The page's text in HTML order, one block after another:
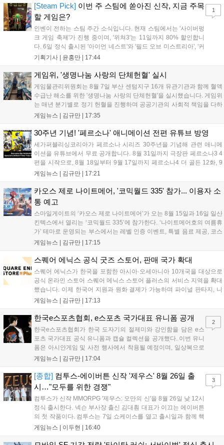
'마블 투혼: 파이팅 소울즈'와 레트로 수리 시뮬레이션 '리스토
리'도 스팀에 정식 출시되었습니다....
[Steam Pick] 이번 주 스팀에 쏟아진 신작, 지금 주목
할 게임은?
인벤이 전하는 스팀 주간 소식입니다. 현재 스팀에서는 '사이버펑
크 게임 축제'가 진행 중이며, '위쳐3'는 11일까지 80% 할인합니
다. 6일 정식 출시된 '아이언 네스트'와 '필드 오브 미스트리아', '커
세어 코브'가 호평받고 있습니다. 한편, 7일 출시된 '마블 투혼'은
다. 유비소프트의 '고스트리콘: 와일드랜드'는 7년 만의 대규모 업
기획기사 | 윤홍만 | 17:44
1
게임위, '생명나눔 사랑의 단체헌혈' 실시
게임물관리위원회는 8월 7일 부산 센텀지구 16개 유관기관과 함께 혈액
수급난 해소를 위한 '생명나눔 사랑의 단체헌혈'을 실시했습니다. 게임위
는 매년 분기별로 정기 헌혈을 진행하며 공공기관의 사회적 책임을 다하
고 있으며, 이번 행사에는 영화진흥위원회 등 14개 기관 임직원이 동참
따뜻한 실천에 참여한 모든 임직원에게 감사의 뜻을 전하며 헌혈 문화
게임뉴스 | 김규만 | 17:35
30주년 기념! '페르소나' 애니메이션 전편 유튜브 방영
세가퍼블리싱코리아가 페르소나 시리즈 30주년을 기념해 관련 애니메
이션을 유튜브에서 무료 공개합니다. 8월 31일까지 극장판 페르소나3 4
편을 시작으로, 8월 18일부터 9월 17일까지 페르소나4 더 골든 12화, 9
월 15일부터 10월 14일까지 페르소나5 시리즈가 순차 공개됩니다. 또한
영상 및 대형 전광판에 소개될 예정입니다....
게임뉴스 | 김규만 | 17:21
카오스 제로 나이트메어, '코믹월드 335' 참가... 이용자 소
통 예고
스마일게이트의 ‘카오스 제로 나이트메어’가 오는 8월 15일과 16일 일산
킨텍스에서 열리는 ‘코믹월드 335’에 참가한다. ‘나이트메어호의 여름휴
가’ 테마로 운영되는 부스에서는 레벨 인증 이벤트, 특별 음료 제공, 코스
프레 모델 포토존 등 다채로운 행사가 진행된다. 유명 코스어 7인이 캐릭
세한 정보는 공식 커뮤니티에서 확인 가능하다....
게임뉴스 | 김규만 | 17:15
스퀘어 에닉스 공식 굿즈 스토어, 판매 국가 확대
스퀘어 에닉스가 한국을 포함한 아시아·오세아니아 10개국을 대상으로
공식 온라인 스토어 스퀘어 에닉스 스토어 플러스의 서비스 지역을 확대
했습니다. 이제 한국어 지원과 원화 결제가 가능하며 파이널 판타지, 니
어 등 주요 게임의 피규어, 굿즈를 구매할 수 있습니다. 신상품이 순차적
용 가능합니다....
게임뉴스 | 김규만 | 17:13
한국e스포츠협회, e스포츠 국가대표 유니폼 공개
한국e스포츠협회가 한국 도자기의 절제미와 강인함을 담은 e스
포츠 국가대표 공식 유니폼과 캡슐 컬렉션을 공개했다. 이번 유니
폼은 아시안게임 및 사전 행사에서 착용될 예정이며, 일상복으로
구성된 컬렉션은 오는 8월 28일부터 골스튜디오 공식 홈페이지
서는 대회 규정에 따라 별도의 유니폼을 착용할 계획이다....
게임뉴스 | 김규만 | 17:04
2
[종합] 컴투스-에이버튼 신작 '제우스' 8월 26일 출
시…"모두를 위한 경쟁"
컴투스가 신작 MMORPG '제우스: 오만의 신'을 8월 26일 낮 12시
정식 출시한다. 넥슨 부사장 출신 김대훤 대표가 이끄는 에이버튼
의 첫 작품이다. 컴투스는 7일 쇼케이스를 열고 출시일과 함께 핵
심 콘텐츠, 유료화 정책, 운영 방향을 공개했다. 캐릭터명 선점은
의 오만으로 균열이...
게임뉴스 | 이두현 | 16:40
3